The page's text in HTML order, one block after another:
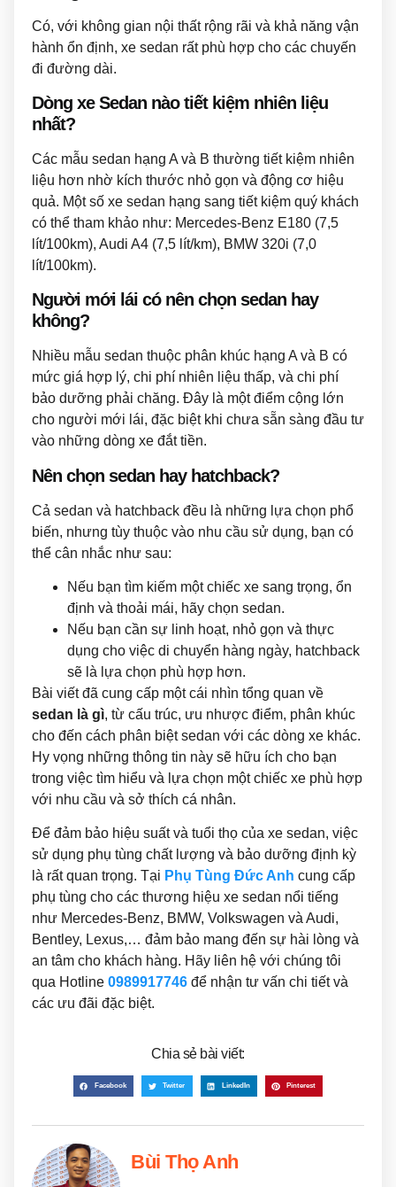
Có, với không gian nội thất rộng rãi và khả năng vận
hành ổn định, xe sedan rất phù hợp cho các chuyến
đi đường dài.
Dòng xe Sedan nào tiết kiệm nhiên liệu
nhất?
Các mẫu sedan hạng A và B thường tiết kiệm nhiên
liệu hơn nhờ kích thước nhỏ gọn và động cơ hiệu
quả. Một số xe sedan hạng sang tiết kiệm quý khách
có thể tham khảo như: Mercedes-Benz E180 (7,5
lít/100km), Audi A4 (7,5 lít/km), BMW 320i (7,0
lít/100km).
Người mới lái có nên chọn sedan hay
không?
Nhiều mẫu sedan thuộc phân khúc hạng A và B có
mức giá hợp lý, chi phí nhiên liệu thấp, và chi phí
bảo dưỡng phải chăng. Đây là một điểm cộng lớn
cho người mới lái, đặc biệt khi chưa sẵn sàng đầu tư
vào những dòng xe đắt tiền.
Nên chọn sedan hay hatchback?
Cả sedan và hatchback đều là những lựa chọn phổ
biến, nhưng tùy thuộc vào nhu cầu sử dụng, bạn có
thể cân nhắc như sau:
Nếu bạn tìm kiếm một chiếc xe sang trọng, ổn
định và thoải mái, hãy chọn sedan.
Nếu bạn cần sự linh hoạt, nhỏ gọn và thực
dụng cho việc di chuyển hàng ngày, hatchback
sẽ là lựa chọn phù hợp hơn.
Bài viết đã cung cấp một cái nhìn tổng quan về
sedan là gì, từ cấu trúc, ưu nhược điểm, phân khúc
cho đến cách phân biệt sedan với các dòng xe khác.
Hy vọng những thông tin này sẽ hữu ích cho bạn
trong việc tìm hiểu và lựa chọn một chiếc xe phù hợp
với nhu cầu và sở thích cá nhân.
Để đảm bảo hiệu suất và tuổi thọ của xe sedan, việc
sử dụng phụ tùng chất lượng và bảo dưỡng định kỳ
là rất quan trọng. Tại Phụ Tùng Đức Anh cung cấp
phụ tùng cho các thương hiệu xe sedan nổi tiếng
như Mercedes-Benz, BMW, Volkswagen và Audi,
Bentley, Lexus,… đảm bảo mang đến sự hài lòng và
an tâm cho khách hàng. Hãy liên hệ với chúng tôi
qua Hotline 0989917746 để nhận tư vấn chi tiết và
các ưu đãi đặc biệt.
Chia sẻ bài viết:
Facebook Twitter LinkedIn Pinterest
Bùi Thọ Anh